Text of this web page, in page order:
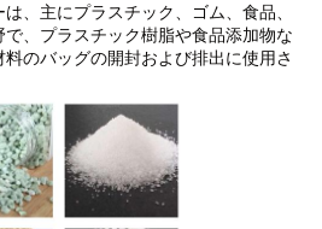
、主にプラスチック、ゴム、食品、
、プラスチック樹脂や食品添加物な
のバッグの開封および排出に使用さ